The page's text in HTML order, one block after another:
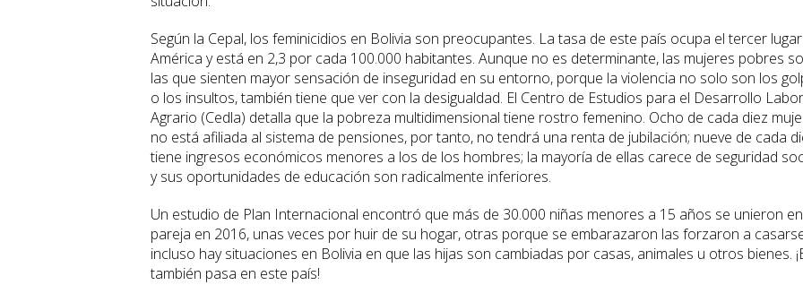
Según la Cepal, los feminicidios en Bolivia son preocupantes. La tasa de este país ocupa el tercer
América y está en 2,3 por cada 100.000 habitantes. Aunque no es determinante, las mujeres pobres
las que sienten mayor sensación de inseguridad en su entorno, porque la violencia no solo son los
o los insultos, también tiene que ver con la desigualdad. El Centro de Estudios para el Desarrollo
Agrario (Cedla) detalla que la pobreza multidimensional tiene rostro femenino. Ocho de cada diez
no está afiliada al sistema de pensiones, por tanto, no tendrá una renta de jubilación; nueve de cada
tiene ingresos económicos menores a los de los hombres; la mayoría de ellas carece de seguridad
y sus oportunidades de educación son radicalmente inferiores.
Un estudio de Plan Internacional encontró que más de 30.000 niñas menores a 15 años se unieron en
pareja en 2016, unas veces por huir de su hogar, otras porque se embarazaron las forzaron a
incluso hay situaciones en Bolivia en que las hijas son cambiadas por casas, animales u otros bienes.
también pasa en este país!